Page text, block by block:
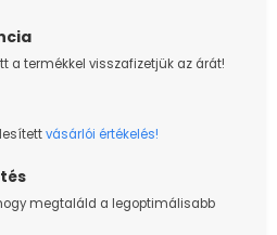
a termékkel visszafizetjük az árát!
vásárlói értékelés!
megtaláld a legoptimálisabb